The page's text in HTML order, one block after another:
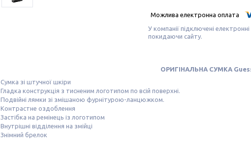
У компанії підключені
покидаючи сайту.
ОРИГІНАЛЬНА СУМКА
Сумка зі штучної шкіри
Гладка конструкція з тисненим логотипом по всій поверхні.
Подвійні лямки зі змішаною фурнітурою-ланцюжком.
Контрастне оздоблення
Застібка на ремінець із логотипом
Внутрішні відділення на змійці
Знімний брелок